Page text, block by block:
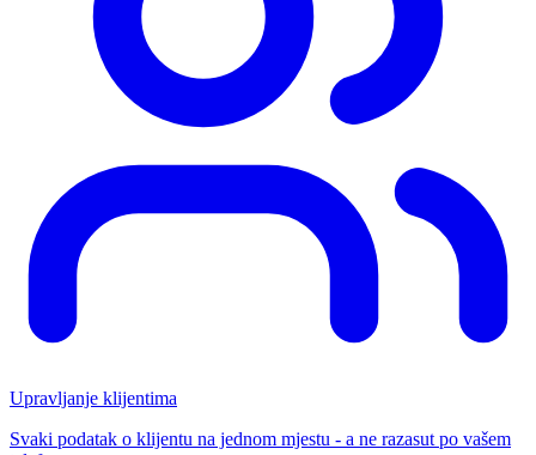
Upravljanje klijentima
Svaki podatak o klijentu na jednom mjestu - a ne razasut po vašem